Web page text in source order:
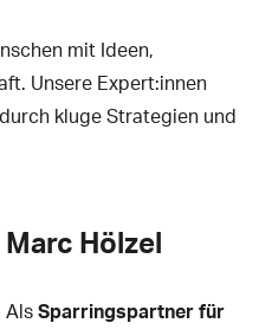
mit Ideen,
Unsere Expert:innen
kluge Strategien und
Marc Hölzel
AlsSparringspartner für